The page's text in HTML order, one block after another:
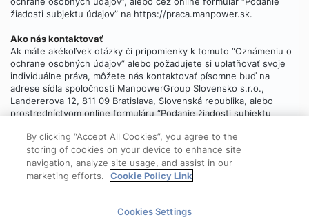
žiadosti subjektu údajov” na https://praca.manpower.sk.
Ako nás kontaktovať
Ak máte akékoľvek otázky či pripomienky k tomuto “Oznámeniu o
ochrane osobných údajov” alebo požadujete si uplatňovať svoje
individuálne práva, môžete nás kontaktovať písomne buď na
adrese sídla spoločnosti ManpowerGroup Slovensko s.r.o.,
Landererova 12, 811 09 Bratislava, Slovenská republika, alebo
prostredníctvom online formuláru “Podanie žiadosti subjektu
By clicking “Accept All Cookies”, you agree to the
storing of cookies on your device to enhance site
navigation, analyze site usage, and assist in our
marketing efforts.
Cookie Policy Link
Cookies Settings